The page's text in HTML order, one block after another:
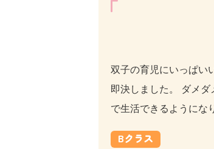
双子の育児にいっぱい
即決しました。 ダメ
で生活できるようにな
Bクラス